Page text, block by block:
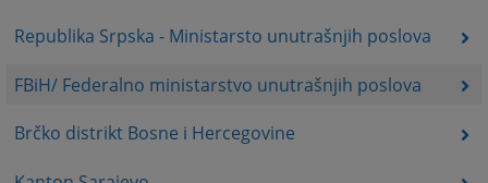
Republika Srpska - Ministarsto unutrašnjih poslova
FBiH/ Federalno ministarstvo unutrašnjih poslova
Brčko distrikt Bosne i Hercegovine